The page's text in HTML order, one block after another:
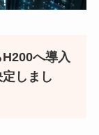
H200へ導入
しまし